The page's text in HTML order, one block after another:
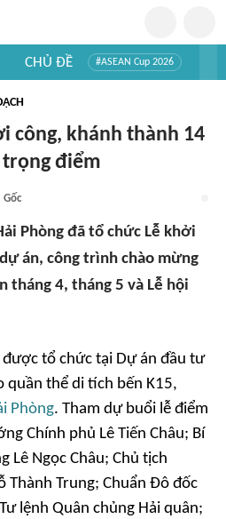
CHỦ ĐỀ #ASEAN Cup 2026
phá thế giới
công, khánh thành 14
điểm
Gốc
Phòng đã tổ chức Lễ khởi
án, công trình chào mừng
tháng 4, tháng 5 và Lễ hội
tổ chức tại Dự án đầu tư
quần thể di tích bến K15,
Phòng. Tham dự buổi lễ điểm
Chính phủ Lê Tiến Châu; Bí
Lê Ngọc Châu; Chủ tịch
Thành Trung; Chuẩn Đô đốc
lệnh Quân chủng Hải quân;